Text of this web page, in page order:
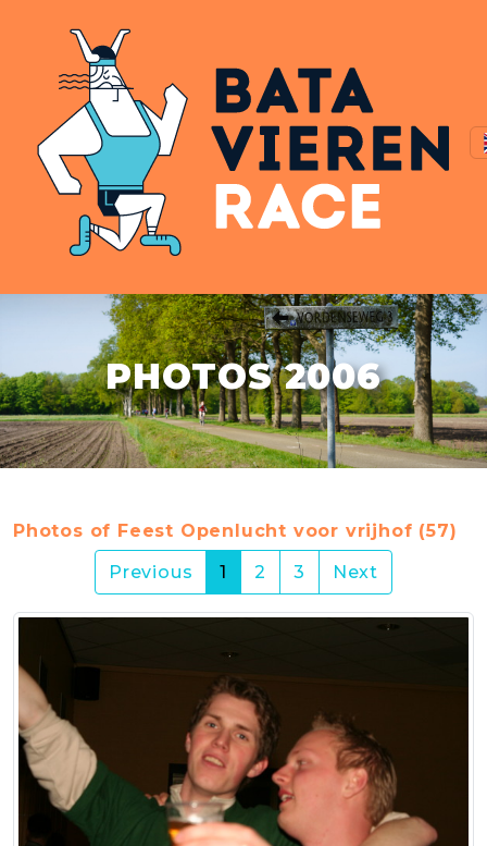
PHOTOS 2006
Photos of Feest Openlucht voor vrijhof (57)
Previous
1 (current)
2 3 Next